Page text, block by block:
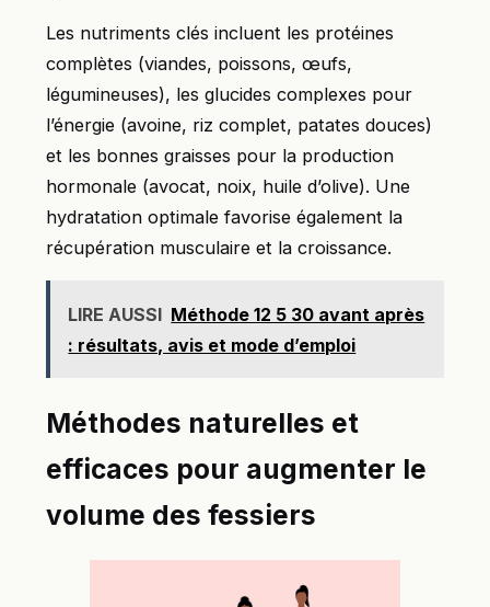
Les nutriments clés incluent les protéines
complètes (viandes, poissons, œufs,
légumineuses), les glucides complexes pour
l’énergie (avoine, riz complet, patates douces)
et les bonnes graisses pour la production
hormonale (avocat, noix, huile d’olive). Une
hydratation optimale favorise également la
récupération musculaire et la croissance.
LIRE AUSSI Méthode 12 5 30 avant après
: résultats, avis et mode d’emploi
Méthodes naturelles et
efficaces pour augmenter le
volume des fessiers